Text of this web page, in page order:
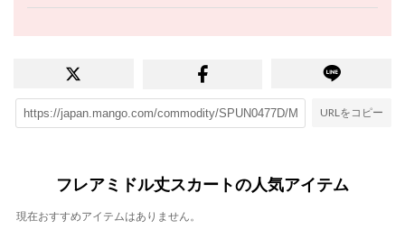
URLをコピー
フレアミドル丈スカートの人気アイテム
現在おすすめアイテムはありません。